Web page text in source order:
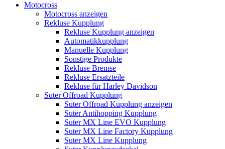
Motocross
Motocross anzeigen
Rekluse Kupplung
Rekluse Kupplung anzeigen
Automatikkupplung
Manuelle Kupplung
Sonstige Produkte
Rekluse Bremse
Rekluse Ersatzteile
Rekluse für Harley Davidson
Suter Offroad Kupplung
Suter Offroad Kupplung anzeigen
Suter Antihopping Kupplung
Suter MX Line EVO Kupplung
Suter MX Line Factory Kupplung
Suter MX Line Kupplung